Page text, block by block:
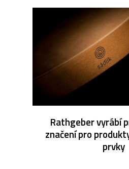
Rathgeber vyrábí
značení pro
prvky